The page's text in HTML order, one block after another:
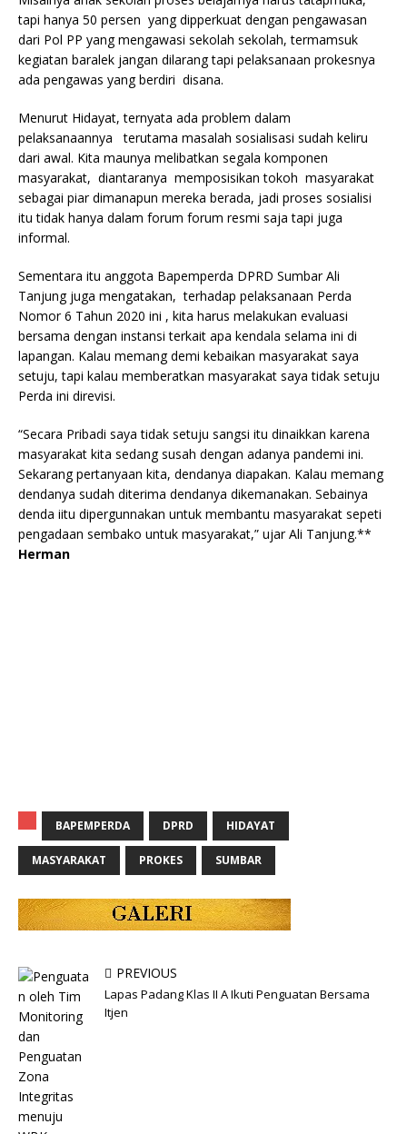
tapi hanya 50 persen yang dipperkuat dengan pengawasan
dari Pol PP yang mengawasi sekolah sekolah, termamsuk
kegiatan baralek jangan dilarang tapi pelaksanaan prokesnya
ada pengawas yang berdiri disana.
Menurut Hidayat, ternyata ada problem dalam
pelaksanaannya terutama masalah sosialisasi sudah keliru
dari awal. Kita maunya melibatkan segala komponen
masyarakat, diantaranya memposisikan tokoh masyarakat
sebagai piar dimanapun mereka berada, jadi proses sosialisi
itu tidak hanya dalam forum forum resmi saja tapi juga
informal.
Sementara itu anggota Bapemperda DPRD Sumbar Ali
Tanjung juga mengatakan, terhadap pelaksanaan Perda
Nomor 6 Tahun 2020 ini , kita harus melakukan evaluasi
bersama dengan instansi terkait apa kendala selama ini di
lapangan. Kalau memang demi kebaikan masyarakat saya
setuju, tapi kalau memberatkan masyarakat saya tidak setuju
Perda ini direvisi.
“Secara Pribadi saya tidak setuju sangsi itu dinaikkan karena
masyarakat kita sedang susah dengan adanya pandemi ini.
Sekarang pertanyaan kita, dendanya diapakan. Kalau memang
dendanya sudah diterima dendanya dikemanakan. Sebainya
denda iitu dipergunnakan untuk membantu masyarakat sepeti
pengadaan sembako untuk masyarakat,” ujar Ali Tanjung.**
Herman
BAPEMPERDA DPRD HIDAYAT
MASYARAKAT PROKES SUMBAR
PREVIOUS
Lapas Padang Klas II A Ikuti Penguatan Bersama
Itjen